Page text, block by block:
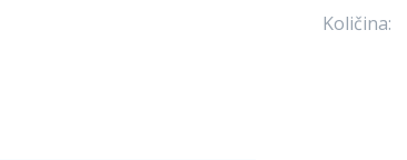
Količina: